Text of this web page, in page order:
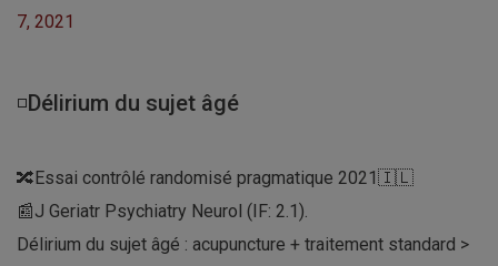
7, 2021
◽Délirium du sujet âgé
🔀Essai contrôlé randomisé pragmatique 2021🇮🇱
📰J Geriatr Psychiatry Neurol (IF: 2.1).
Délirium du sujet âgé : acupuncture + traitement standard >